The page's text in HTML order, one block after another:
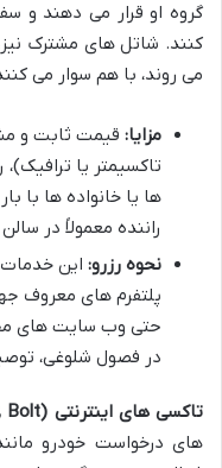
گروه او قرار می دهند و
کنند. شاتل های مشترک
می روند، با هم سوار می
مزایا: قیمت ثابت و
تاکسیمتر یا
ها یا خانواده ها با
راننده معمولاً در
نحوه رزرو: این خدمات
حتی وب سایت های
در فصول شلوغی،
تاکسی های اینترنتی (Ride-sharing Apps – Uber, Bolt):